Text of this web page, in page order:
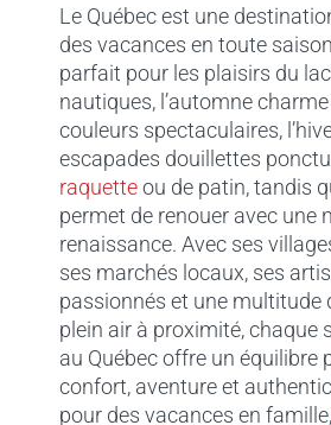
Le Québec est une
des vacances en toute
parfait pour les plaisirs du
nautiques, l’automne
couleurs spectaculaires,
escapades douillettes
raquetteou de patin, tandis
permet de renouer avec une
renaissance. Avec ses
ses marchés locaux, ses
passionnés et une multitude
plein air à proximité, chaque
au Québec offre un équilibre
confort, aventure et
pour des vacances en famille,